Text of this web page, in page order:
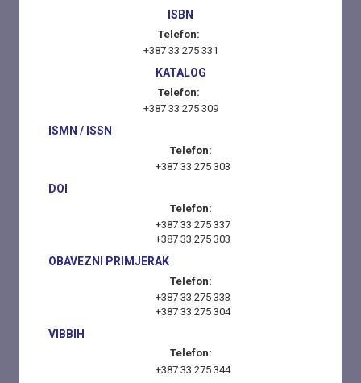
ISBN
Telefon:
+387 33 275 331
KATALOG
Telefon:
+387 33 275 309
ISMN / ISSN
Telefon:
+387 33 275 303
DOI
Telefon:
+387 33 275 337
+387 33 275 303
OBAVEZNI PRIMJERAK
Telefon:
+387 33 275 333
+387 33 275 304
VIBBIH
Telefon:
+387 33 275 344